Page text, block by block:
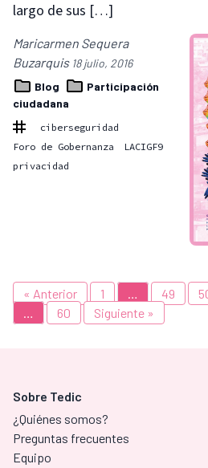
largo de sus […]
Maricarmen Sequera
Buzarquis 18 julio, 2016
Blog
Participación
ciudadana
ciberseguridad
Foro de Gobernanza
LACIGF9
privacidad
« Anterior 1 … 49
…
60 Siguiente »
Sobre Tedic
¿Quiénes somos?
Preguntas frecuentes
Equipo